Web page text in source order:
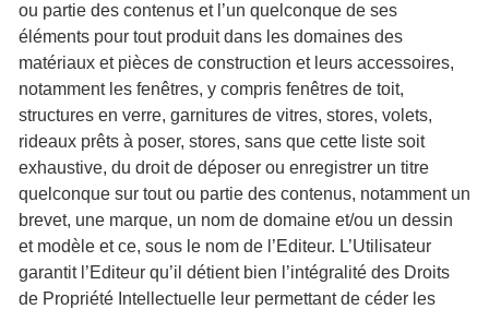
ou partie des contenus et l’un quelconque de ses
éléments pour tout produit dans les domaines des
matériaux et pièces de construction et leurs accessoires,
notamment les fenêtres, y compris fenêtres de toit,
structures en verre, garnitures de vitres, stores, volets,
rideaux prêts à poser, stores, sans que cette liste soit
exhaustive, du droit de déposer ou enregistrer un titre
quelconque sur tout ou partie des contenus, notamment un
brevet, une marque, un nom de domaine et/ou un dessin
et modèle et ce, sous le nom de l’Editeur. L’Utilisateur
garantit l’Editeur qu’il détient bien l’intégralité des Droits
de Propriété Intellectuelle leur permettant de céder les